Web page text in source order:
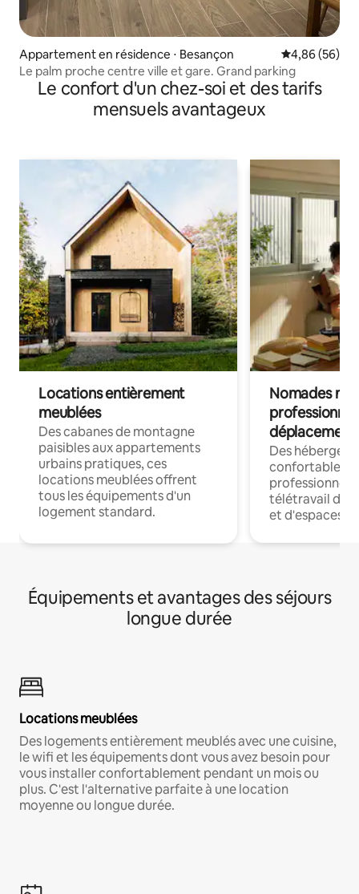
Appartement en résidence ⋅ Besançon Évaluation
4,86 (56)
Le palm proche centre ville et gare. Grand parking
Le confort d'un chez-soi et des tarifs
mensuels avantageux
Locations entièrement
meublées
Des cabanes de montagne
paisibles aux appartements
urbains pratiques, ces
locations meublées offrent
tous les équipements d'un
logement standard.
Nomades
déplacement
Des
confortables
professionnels
télétravail
et d'espaces
Équipements et avantages des séjours
longue durée
Locations meublées
Des logements entièrement meublés avec une cuisine,
le wifi et les équipements dont vous avez besoin pour
vous installer confortablement pendant un mois ou
plus. C'est l'alternative parfaite à une location
moyenne ou longue durée.